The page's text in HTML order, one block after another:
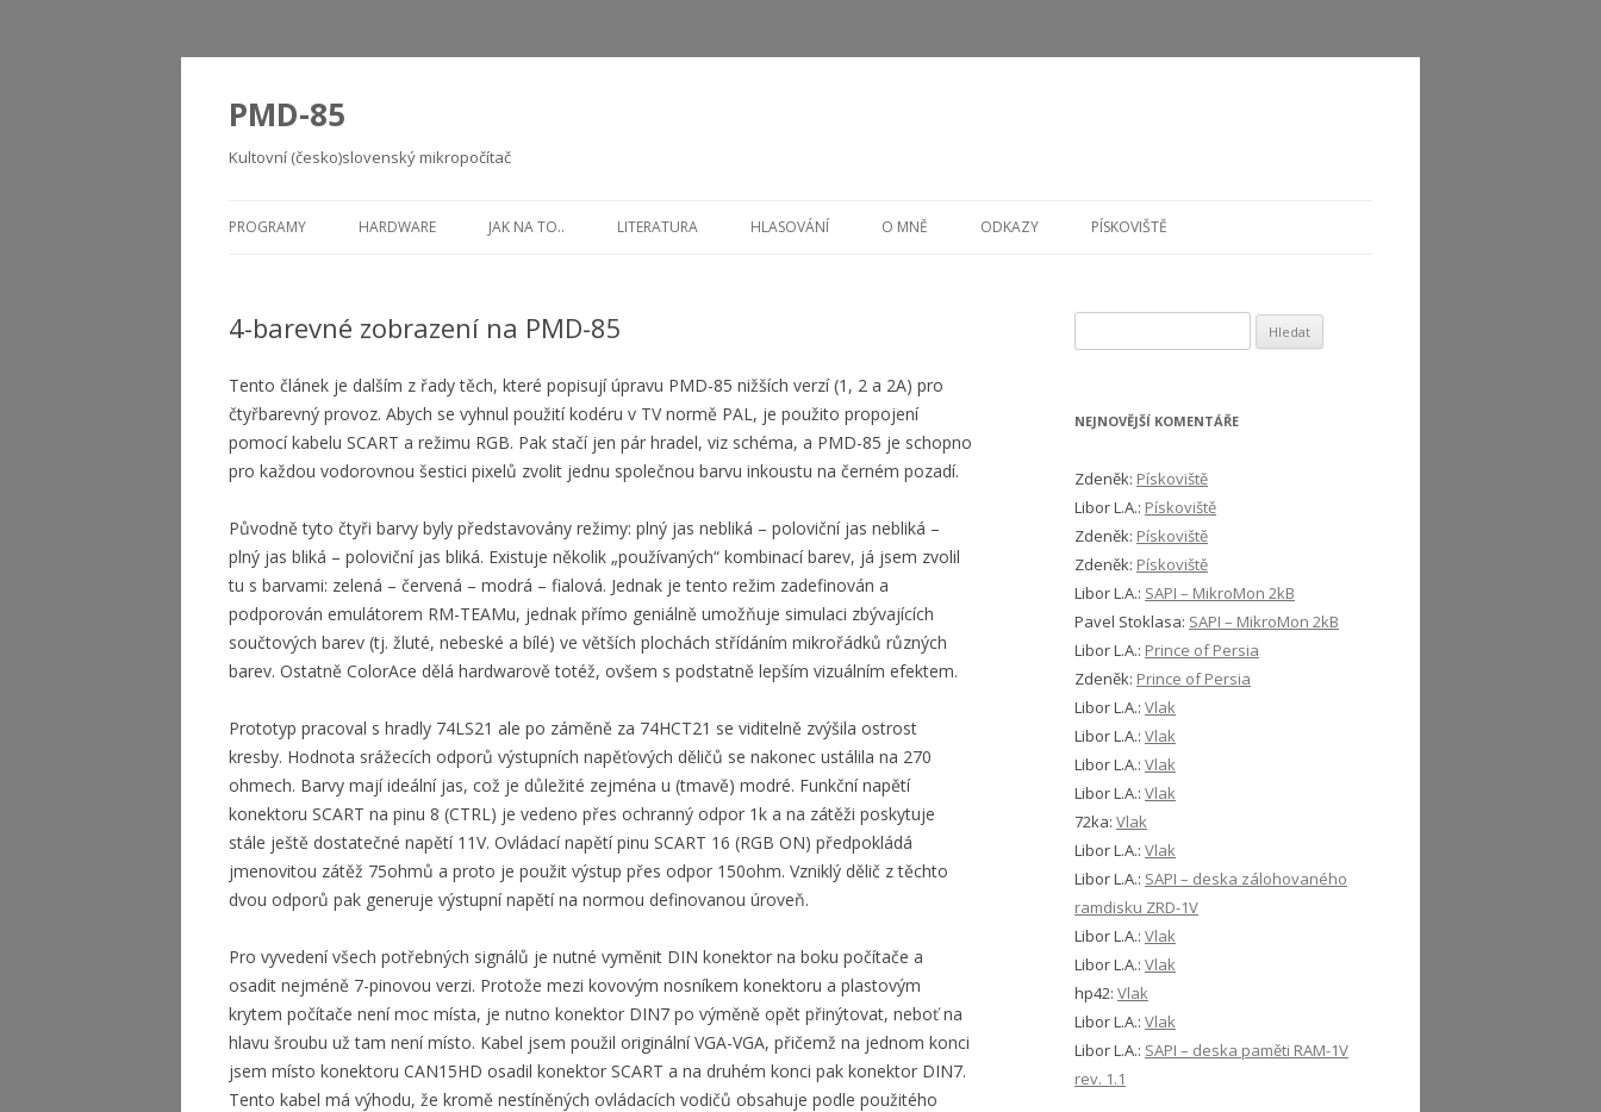
PMD-85
Kultovní (česko)slovenský mikropočítač
k
PROGRAMY HARDWARE JAK NA TO.. LITERATURA HLASOVÁNÍ O MNĚ ODKAZY PÍSKOVIŠTĚ
4-barevné zobrazení na PMD-85
Tento článek je dalším z řady těch, které popisují úpravu PMD-85 nižších verzí (1, 2 a 2A) pro
čtyřbarevný provoz. Abych se vyhnul použití kodéru v TV normě PAL, je použito propojení
pomocí kabelu SCART a režimu RGB. Pak stačí jen pár hradel, viz schéma, a PMD-85 je schopno
pro každou vodorovnou šestici pixelů zvolit jednu společnou barvu inkoustu na černém pozadí.
Původně tyto čtyři barvy byly představovány režimy: plný jas nebliká – poloviční jas nebliká –
plný jas bliká – poloviční jas bliká. Existuje několik „používaných“ kombinací barev, já jsem zvolil
tu s barvami: zelená – červená – modrá – fialová. Jednak je tento režim zadefinován a
podporován emulátorem RM-TEAMu, jednak přímo geniálně umožňuje simulaci zbývajících
součtových barev (tj. žluté, nebeské a bílé) ve větších plochách střídáním mikrořádků různých
barev. Ostatně ColorAce dělá hardwarově totéž, ovšem s podstatně lepším vizuálním efektem.
Prototyp pracoval s hradly 74LS21 ale po záměně za 74HCT21 se viditelně zvýšila ostrost
kresby. Hodnota srážecích odporů výstupních napěťových děličů se nakonec ustálila na 270
ohmech. Barvy mají ideální jas, což je důležité zejména u (tmavě) modré. Funkční napětí
konektoru SCART na pinu 8 (CTRL) je vedeno přes ochranný odpor 1k a na zátěži poskytuje
stále ještě dostatečné napětí 11V. Ovládací napětí pinu SCART 16 (RGB ON) předpokládá
jmenovitou zátěž 75ohmů a proto je použit výstup přes odpor 150ohm. Vzniklý dělič z těchto
dvou odporů pak generuje výstupní napětí na normou definovanou úroveň.
Pro vyvedení všech potřebných signálů je nutné vyměnit DIN konektor na boku počítače a
osadit nejméně 7-pinovou verzi. Protože mezi kovovým nosníkem konektoru a plastovým
krytem počítače není moc místa, je nutno konektor DIN7 po výměně opět přinýtovat, neboť na
hlavu šroubu už tam není místo. Kabel jsem použil originální VGA-VGA, přičemž na jednom konci
jsem místo konektoru CAN15HD osadil konektor SCART a na druhém konci pak konektor DIN7.
Tento kabel má výhodu, že kromě nestíněných ovládacích vodičů obsahuje podle použitého
NEJNOVĚJŠÍ KOMENTÁŘE
Zdeněk: Pískoviště
Libor L.A.: Pískoviště
Zdeněk: Pískoviště
Zdeněk: Pískoviště
Libor L.A.: SAPI – MikroMon 2kB
Pavel Stoklasa: SAPI – MikroMon 2kB
Libor L.A.: Prince of Persia
Zdeněk: Prince of Persia
Libor L.A.: Vlak
Libor L.A.: Vlak
Libor L.A.: Vlak
Libor L.A.: Vlak
72ka: Vlak
Libor L.A.: Vlak
Libor L.A.: SAPI – deska zálohovaného
ramdisku ZRD-1V
Libor L.A.: Vlak
Libor L.A.: Vlak
hp42: Vlak
Libor L.A.: Vlak
Libor L.A.: SAPI – deska paměti RAM-1V
rev. 1.1